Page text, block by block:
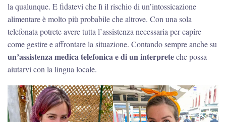
la qualunque. E fidatevi che lì il rischio di un’intossicazione
alimentare è molto più probabile che altrove. Con una sola
telefonata potrete avere tutta l’assistenza necessaria per capire
come gestire e affrontare la situazione. Contando sempre anche su
un’assistenza medica telefonica e di un interpreteche possa
aiutarvi con la lingua locale.